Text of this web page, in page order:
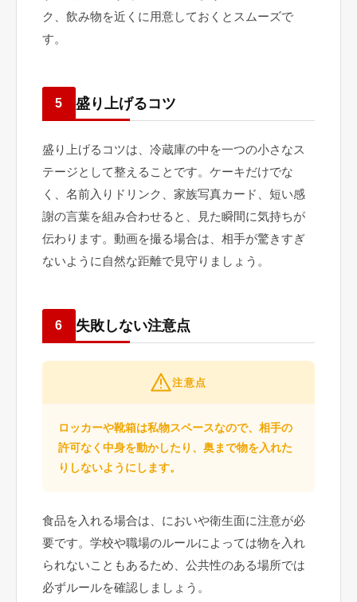
ク、飲み物を近くに用意しておくとスムーズで
す。
5 盛り上げるコツ
盛り上げるコツは、冷蔵庫の中を一つの小さなス
テージとして整えることです。ケーキだけでな
く、名前入りドリンク、家族写真カード、短い感
謝の言葉を組み合わせると、見た瞬間に気持ちが
伝わります。動画を撮る場合は、相手が驚きすぎ
ないように自然な距離で見守りましょう。
6 失敗しない注意点
注意点
ロッカーや靴箱は私物スペースなので、相手の
許可なく中身を動かしたり、奥まで物を入れた
りしないようにします。
食品を入れる場合は、においや衛生面に注意が必
要です。学校や職場のルールによっては物を入れ
られないこともあるため、公共性のある場所では
必ずルールを確認しましょう。